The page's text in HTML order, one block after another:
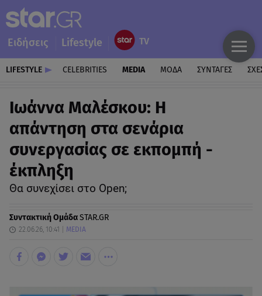
Ειδήσεις Lifestyle
LIFESTYLE CELEBRITIES MEDIA ΜΟΔΑ ΣΥΝΤΑΓΕΣ
Ιωάννα Μαλέσκου: Η
απάντηση στα σενάρια
συνεργασίας σε εκπομπή -
έκπληξη
Θα συνεχίσει στο Open;
Συντακτική ΟμάδαSTAR.GR
22.06.26, 10:41 MEDIA